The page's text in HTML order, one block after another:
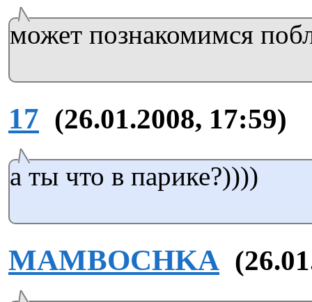
может познакомимся
17 (26.01.2008, 17:59)
а ты что в парике?))))
MAMBOCHKA